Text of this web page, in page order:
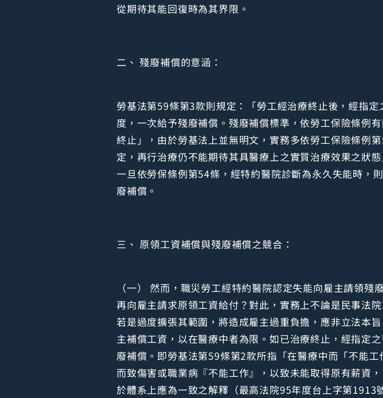
從期待其能回復時為其界限。
二、 殘廢補償的意涵：
勞基法第59條第3款則規定：「勞工經治療終止後，經指
度，一次給予殘廢補償。殘廢補償標準，依勞工保險條例
終止」，由於勞基法上並無明文，實務多依勞工保險條例
定，再行治療仍不能期待其具醫療上之實質治療效果之狀
一旦依勞保條例第54條，經特約醫院診斷為永久失能時，
廢補償。
三、 原領工資補償與殘廢補償之競合：
（一） 然而，職災勞工經特約醫院認定失能向雇主請領
再向雇主請求原領工資給付？對此，實務上不論是民事法
若是過度擴張其範圍，將造成雇主過重負擔，應非立法本
主補償工資，以在醫療中者為限。如已治療終止，經指定
廢補償。即勞基法第59條第2款所指「在醫療中而「不能
而致傷害或職業病『不能工作』，以致未能取得原有薪資
於體系上應為一致之解釋（最高法院95年度台上字第